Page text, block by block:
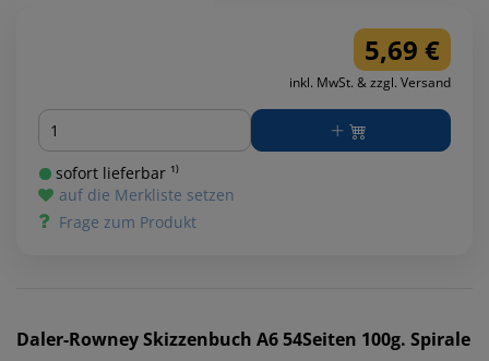
5,69 €
inkl. MwSt. & zzgl. Versand
Menge
sofort lieferbar ¹⁾
auf die Merkliste setzen
Frage zum Produkt
Daler-RowneySkizzenbuch A6 54Seiten 100g. Spirale